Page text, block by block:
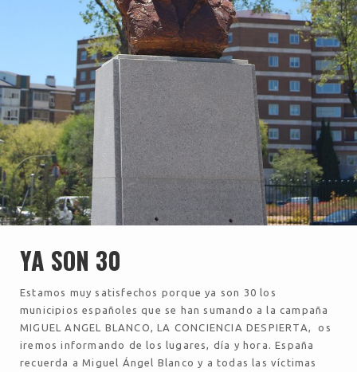
YA SON 30
Estamos muy satisfechos porque ya son 30 los
municipios españoles que se han sumando a la campaña
MIGUEL ANGEL BLANCO, LA CONCIENCIA DESPIERTA, os
iremos informando de los lugares, día y hora. España
recuerda a Miguel Ángel Blanco y a todas las víctimas